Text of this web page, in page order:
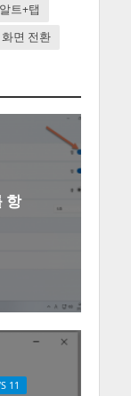
알트+탭
화면 전환
항
11